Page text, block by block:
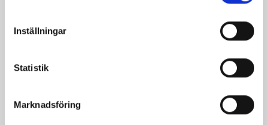
Inställningar
Statistik
Marknadsföring